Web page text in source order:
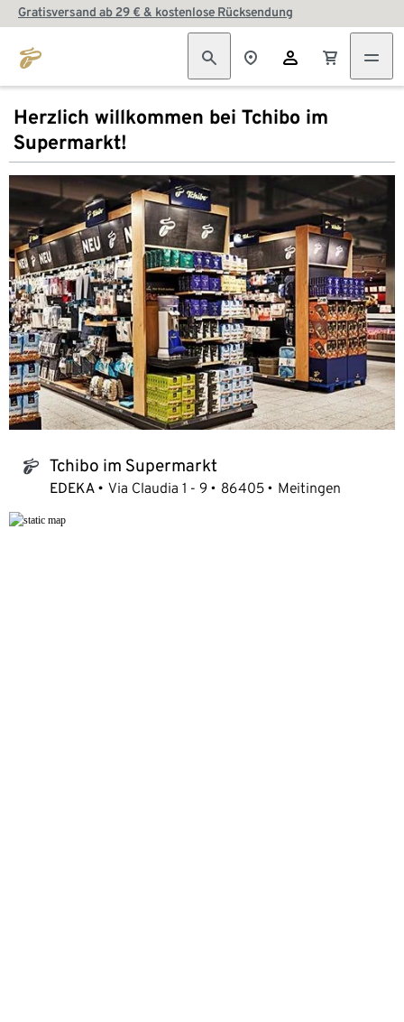
Gratisversand ab 29 € & kostenlose Rücksendung
Herzlich willkommen bei Tchibo im
Supermarkt!
tchibo_logo Tchibo im Supermarkt
EDEKA Via Claudia 1 - 9 86405 Meitingen